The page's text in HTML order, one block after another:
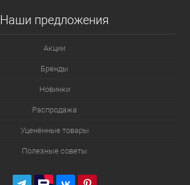
Наши предложения
Акции
Бренды
Новинки
Распродажа
Уценённые товары
Полезные советы